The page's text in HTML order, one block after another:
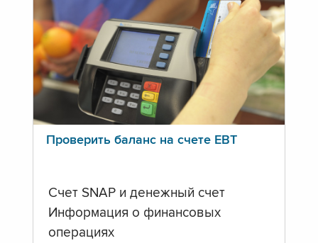
Проверить баланс на счете ЕВТ
Счет SNAP и денежный счет
Информация о финансовых
операциях